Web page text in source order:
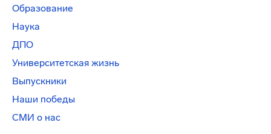
Образование
Наука
ДПО
Университетская жизнь
Выпускники
Наши победы
СМИ о нас